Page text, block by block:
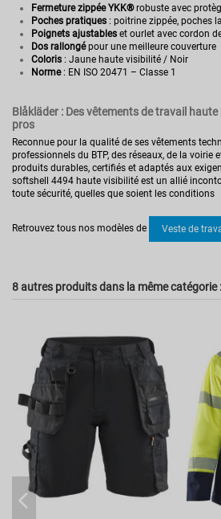
Fermeture zippée YKK®robuste avec
Poches pratiques : poitrine zippée, poches
Poignets ajustables et ourlet avec cordon
Dos rallongépour une meilleure couverture
Coloris : Jaune haute visibilité / Noir
Norme: EN ISO 20471 – Classe 1
Blåkläder : Des vêtements de travail
pros
Reconnue pour la qualité de ses vêtements
professionnels du BTP, des réseaux, de la voirie
produits durables, certifiés et adaptés aux
softshell 4494 haute visibilité est un allié
toute sécurité, quelles que soient les conditions
EN
Industrie
Multirisque Non
Référence BKL449425139933XS
Retrouvez tous nos modèles de
Veste de
8 autres produits dans la même catégorie :